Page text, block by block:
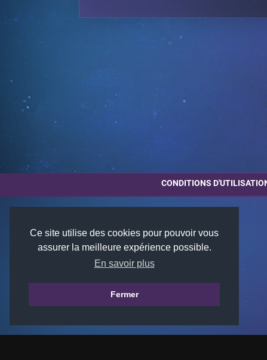
Ce site utilise des cookies pour pouvoir vous
assurer la meilleure expérience possible.
En savoir plus
Fermer
CONDITIONS